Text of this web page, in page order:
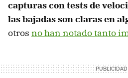
capturas con tests de
las bajadas son claras en
otros no han notado tanto